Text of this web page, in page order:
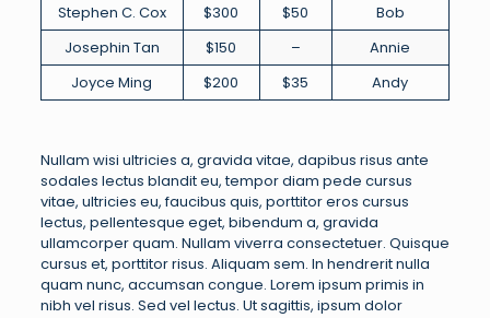
Stephen C. Cox
$300 $50
Bob
Josephin Tan
$150 –
Annie
Joyce Ming
$200 $35 Andy
Nullam wisi ultricies a, gravida vitae, dapibus risus ante
sodales lectus blandit eu, tempor diam pede cursus
vitae, ultricies eu, faucibus quis, porttitor eros cursus
lectus, pellentesque eget, bibendum a, gravida
ullamcorper quam. Nullam viverra consectetuer. Quisque
cursus et, porttitor risus. Aliquam sem. In hendrerit nulla
quam nunc, accumsan congue. Lorem ipsum primis in
nibh vel risus. Sed vel lectus. Ut sagittis, ipsum dolor